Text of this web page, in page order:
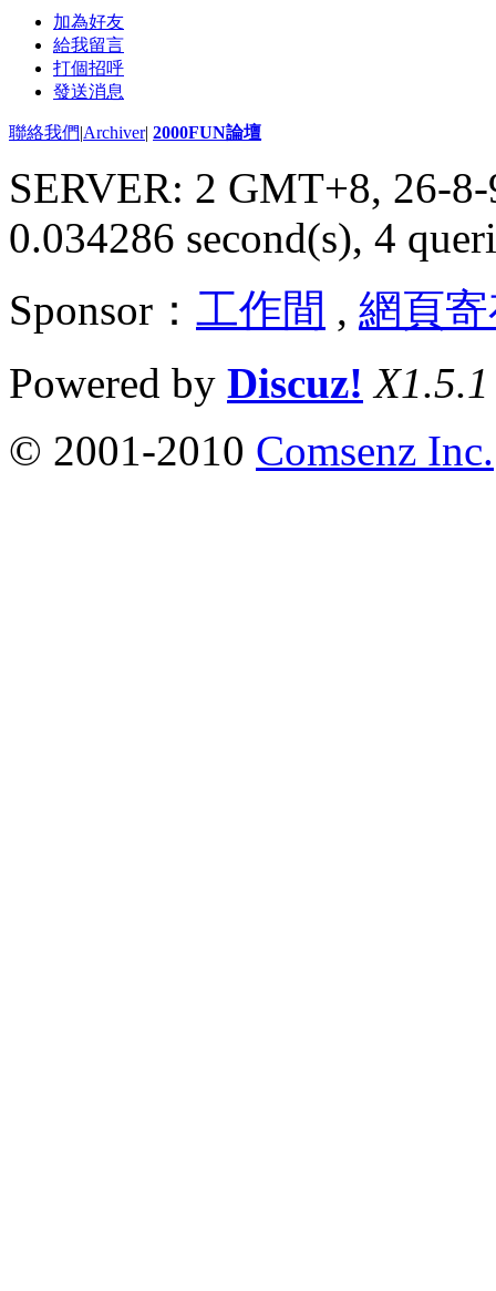
加為好友
給我留言
打個招呼
發送消息
聯絡我們|Archiver| 2000FUN論壇
SERVER: 2 GMT+8, 26-
0.034286 second(s), 4
Sponsor： 工作間 , 網頁
Powered by Discuz! X1.5.1
© 2001-2010 Comsenz Inc.